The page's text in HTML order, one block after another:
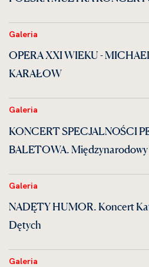
Galeria
OPERA XXI WIEKU -
KARAŁOW
Galeria
KONCERT SPECJALNOŚCI
BALETOWA.
Galeria
NADĘTY HUMOR. Koncert
Dętych
Galeria